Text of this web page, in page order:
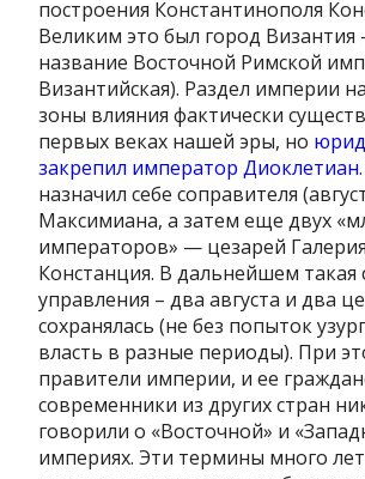
построения Константинополя
Великим это был город Византия
название Восточной Римской
Византийская). Раздел империи
зоны влияния фактически
первых веках нашей эры, но
закрепил император Диоклетиан
назначил себе соправителя
Максимиана, а затем еще двух
императоров» — цезарей
Констанция. В дальнейшем такая
управления – два августа и два
сохранялась (не без попыток
власть в разные периоды). При
правители империи, и ее
современники из других стран
говорили о «Восточной» и
империях. Эти термины много лет